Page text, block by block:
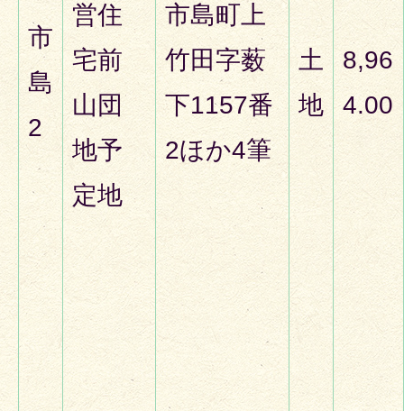
市
島
2
営住
宅前
山団
地予
定地
市島町上
竹田字薮
下1157番
2ほか4筆
土
地
8,96
4.00